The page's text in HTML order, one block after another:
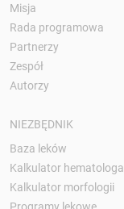
Misja
Rada programowa
Partnerzy
Zespół
Autorzy
NIEZBĘDNIK
Baza leków
Kalkulator hematologa
Kalkulator morfologii
Programy lekowe